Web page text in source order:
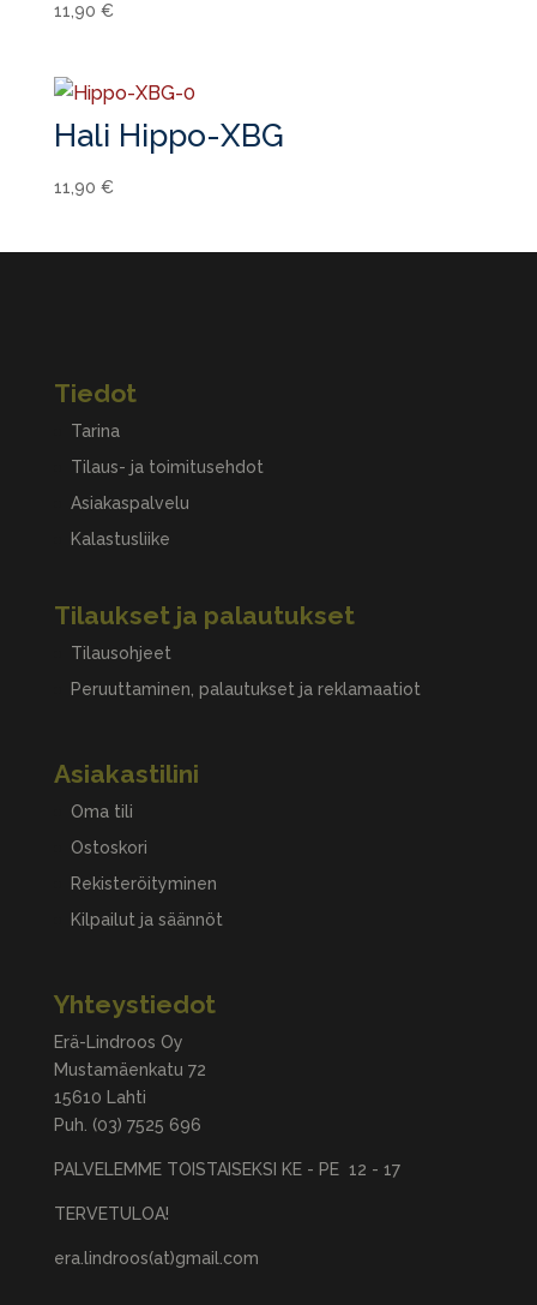
11,90 €
Hali Hippo-XBG
11,90 €
Tiedot
Tarina
Tilaus- ja toimitusehdot
Asiakaspalvelu
Kalastusliike
Tilaukset ja palautukset
Tilausohjeet
Peruuttaminen, palautukset ja reklamaatiot
Asiakastilini
Oma tili
Ostoskori
Rekisteröityminen
Kilpailut ja säännöt
Yhteystiedot
Erä-Lindroos Oy
Mustamäenkatu 72
15610 Lahti
Puh. (03) 7525 696
PALVELEMME TOISTAISEKSI KE - PE 12 - 17
TERVETULOA!
era.lindroos(at)gmail.com